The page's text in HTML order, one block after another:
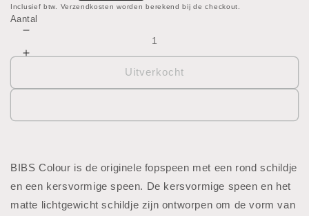
prijs
Inclusief btw. Verzendkosten worden berekend bij de checkout.
Aantal
verlagen
speen
T3
pcs
Aantal
voor
2
pcs
Uitverkocht
BIBS Colour is de originele fopspeen met een rond schildje
en een kersvormige speen. De kersvormige speen en het
matte lichtgewicht schildje zijn ontworpen om de vorm van